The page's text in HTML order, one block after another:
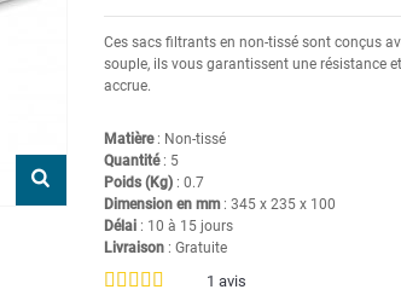
Ces sacs filtrants en non-tissé sont conçus
souple, ils vous garantissent une résistance
accrue.
Matière: Non-tissé
Quantité: 5
Poids (Kg): 0.7
Dimension en mm: 345 x 235 x 100
Délai: 10 à 15 jours
Livraison: Gratuite
1 avis